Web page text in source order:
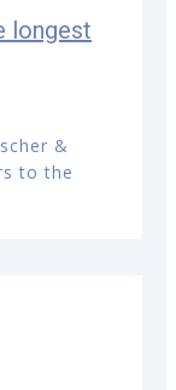
longest
&
to the